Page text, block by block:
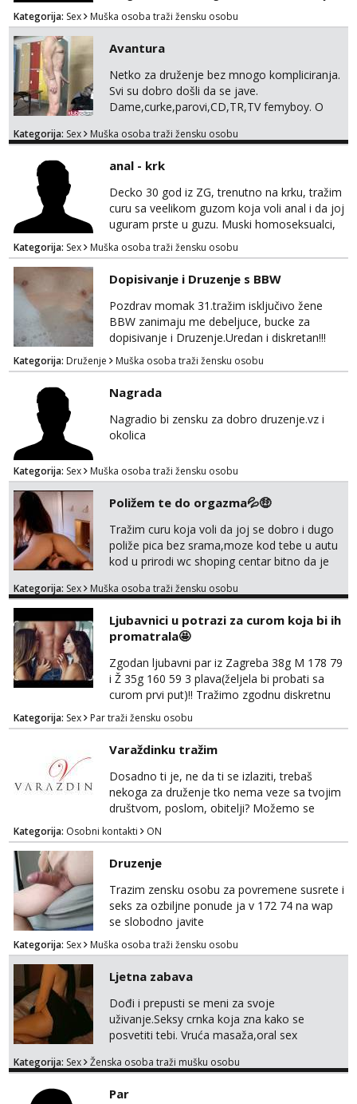
pisite na broj 098819637 pusa
Kategorija: Sex Muška osoba traži žensku osobu
Avantura
Netko za druženje bez mnogo kompliciranja.
Svi su dobro došli da se jave.
Dame,curke,parovi,CD,TR,TV femyboy. O
nemam ali ako smo za druženje možemo
Kategorija: Sex Muška osoba traži žensku osobu
anal - krk
Decko 30 god iz ZG, trenutno na krku, tražim
curu sa veelikom guzom koja voli anal i da joj
uguram prste u guzu. Muski homoseksualci,
parovi i transiči odjebite, ne zanimate me. Bilo
kakva placanja opcenito (gotovina) ili
unaprijed (aircash, paysafecard, bonovi) ne
dolaze u obzir. Javit se prvo porukom na
whatsapp 0958048882.
Kategorija: Sex Muška osoba traži žensku osobu
Dopisivanje i Druzenje s BBW
Pozdrav momak 31.tražim isključivo žene
BBW zanimaju me debeljuce, bucke za
dopisivanje i Druzenje.Uredan i diskretan!!!
Kategorija: Druženje Muška osoba traži žensku osobu
Nagrada
Nagradio bi zensku za dobro druzenje.vz i
okolica
Kategorija: Sex Muška osoba traži žensku osobu
Poližem te do orgazma💦🤑
Tražim curu koja voli da joj se dobro i dugo
poliže pica bez srama,moze kod tebe u autu
kod u prirodi wc shoping centar bitno da je
jer nisam solo. Zgodan sam i diskretan,sliku
za brz dogovor Kontakt 0958759047
Kategorija: Sex Muška osoba traži žensku osobu
Ljubavnici u potrazi za curom koja bi ih
promatrala🤩
Zgodan ljubavni par iz Zagreba 38g M 178 79
i Ž 35g 160 59 3 plava(željela bi probati sa
curom prvi put)!! Tražimo zgodnu diskretnu
curu koja bi nas promatrala dok imamo
žestok odnos. Može se pridruziti ali i ne
mora.Bitno da uzivamo diskretno anonimno
bez upoznavanja puno.Sliku mozemo
razmjeniti,ali najbolje uzivo se upoznati. Na
goo smo do 15.8 poslije tog mozemo se
druziti,javi se na mail il...
Kategorija: Sex Par traži žensku osobu
Varaždinku tražim
Dosadno ti je, ne da ti se izlaziti, trebaš
nekoga za druženje tko nema veze sa tvojim
društvom, poslom, obitelji? Možemo se
podružiti i zabaviti na razne načine. Makni se
od svakodnevice samnom. Javi se na
Whatsapp. Samo Varaždin i okolica.
Kategorija: Osobni kontakti ON
Druzenje
Trazim zensku osobu za povremene susrete i
seks za ozbiljne ponude ja v 172 74 na wap
se slobodno javite
Kategorija: Sex Muška osoba traži žensku osobu
Ljetna zabava
Dođi i prepusti se meni za svoje
uživanje.Seksy crnka koja zna kako se
posvetiti tebi. Vruća masaža,oral sex
099/871-8287
Kategorija: Sex Ženska osoba traži mušku osobu
Par